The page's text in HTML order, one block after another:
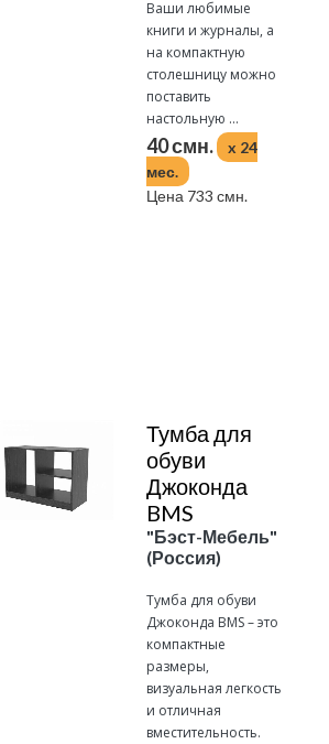
Ваши любимые
книги и журналы, а
на компактную
столешницу можно
поставить
настольную ...
40 смн.
x 24
мес.
Цена 733 смн.
Тумба для
обуви
Джоконда
BMS
"Бэст-Мебель"
(Россия)
Тумба для обуви
Джоконда BMS – это
компактные
размеры,
визуальная легкость
и отличная
вместительность.